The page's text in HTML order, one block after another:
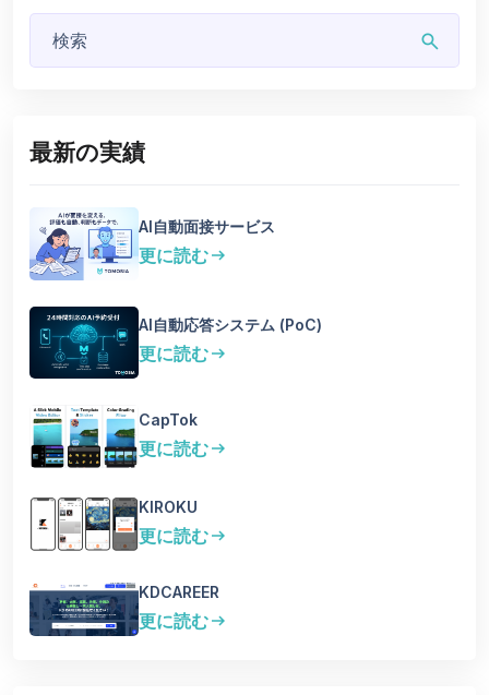
search
最新の実績
AI自動面接サービス
更に読むarrow_right_alt
AI自動応答システム (PoC)
更に読むarrow_right_alt
CapTok
更に読むarrow_right_alt
KIROKU
更に読むarrow_right_alt
KDCAREER
更に読むarrow_right_alt